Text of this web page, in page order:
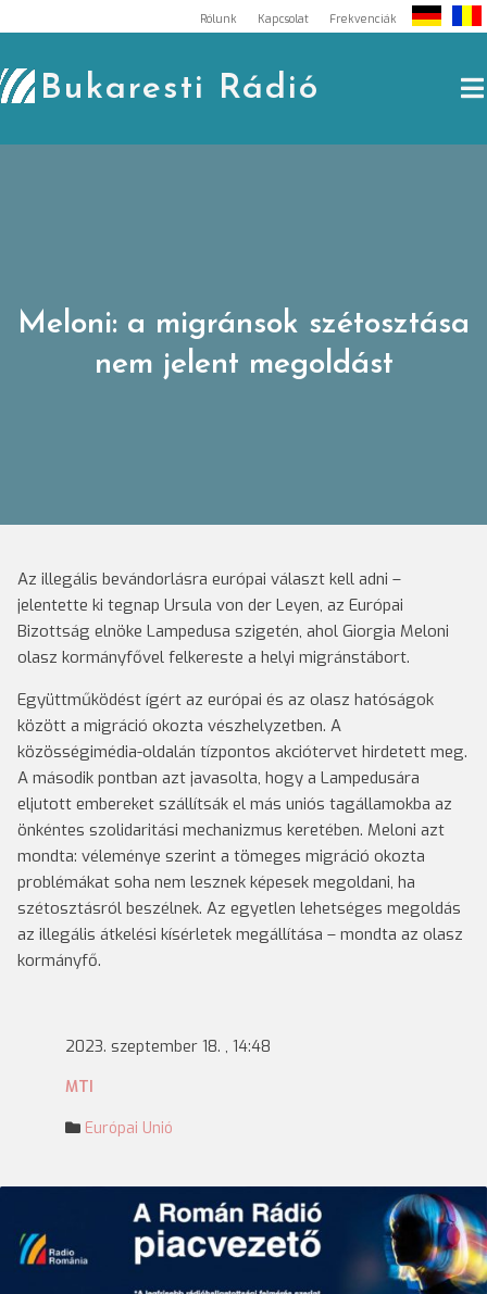
to
content
Rólunk Kapcsolat Frekvenciák
Bukaresti Rádió
Meloni: a migránsok szétosztása
nem jelent megoldást
Az illegális bevándorlásra európai választ kell adni –
jelentette ki tegnap Ursula von der Leyen, az Európai
Bizottság elnöke Lampedusa szigetén, ahol Giorgia Meloni
olasz kormányfővel felkereste a helyi migránstábort.
Együttműködést ígért az európai és az olasz hatóságok
között a migráció okozta vészhelyzetben. A
közösségimédia-oldalán tízpontos akciótervet hirdetett meg.
A második pontban azt javasolta, hogy a Lampedusára
eljutott embereket szállítsák el más uniós tagállamokba az
önkéntes szolidaritási mechanizmus keretében. Meloni azt
mondta: véleménye szerint a tömeges migráció okozta
problémákat soha nem lesznek képesek megoldani, ha
szétosztásról beszélnek. Az egyetlen lehetséges megoldás
az illegális átkelési kísérletek megállítása – mondta az olasz
kormányfő.
2023. szeptember 18. , 14:48
MTI
Európai Unió